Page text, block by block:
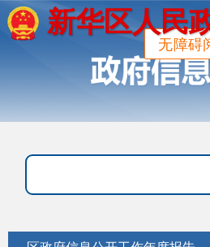
无障碍
新华区人民